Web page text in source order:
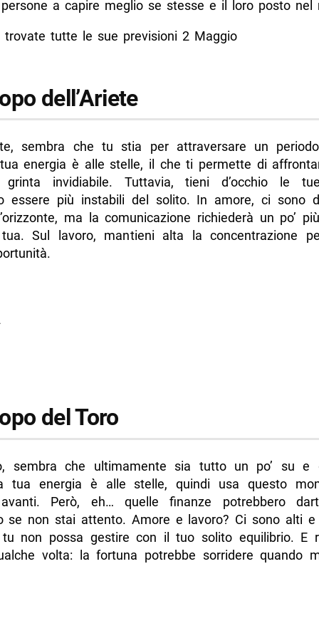
dello Scorpione
del Sagittario
dell’Acquario
dei Pesci
più da Napolike.it
a capire meglio se stesse e il loro posto nel
trovate tutte le sue previsioni 2 Maggio
dell’Ariete
sembra che tu stia per attraversare un
energia è alle stelle, il che ti permette di
invidiabile. Tuttavia, tieni d’occhio le
essere più instabili del solito. In amore, ci sono
ma la comunicazione richiederà un po’
Sul lavoro, mantieni alta la concentrazione
del Toro
sembra che ultimamente sia tutto un po’ su e
tua energia è alle stelle, quindi usa questo
Però, eh… quelle finanze potrebbero
se non stai attento. Amore e lavoro? Ci sono alti e
non possa gestire con il tuo solito equilibrio. E
volta: la fortuna potrebbe sorridere quando